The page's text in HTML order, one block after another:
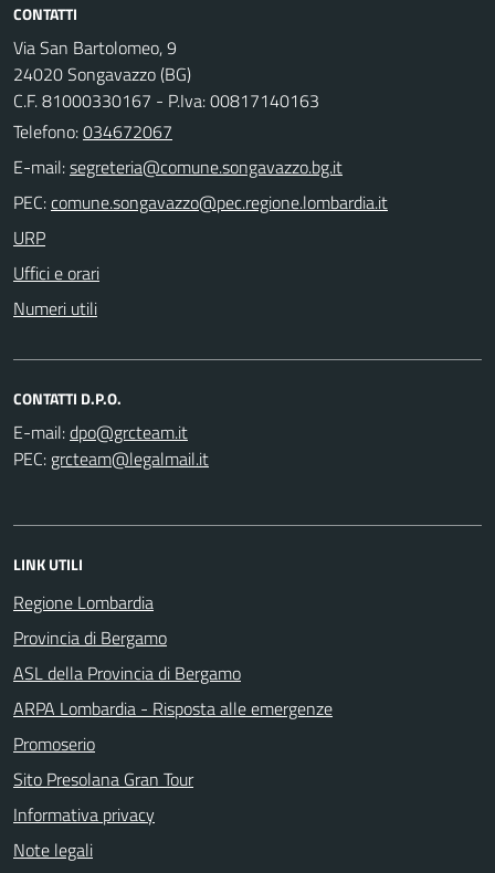
CONTATTI
Via San Bartolomeo, 9
24020 Songavazzo (BG)
C.F. 81000330167 - P.Iva: 00817140163
Telefono:034672067
E-mail:
PEC:
URP
Uffici e orari
Numeri utili
CONTATTI D.P.O.
E-mail:
PEC:
LINK UTILI
Regione Lombardia
Provincia di Bergamo
ASL della Provincia di Bergamo
ARPA Lombardia - Risposta alle emergenze
Promoserio
Sito Presolana Gran Tour
Informativa privacy
Note legali